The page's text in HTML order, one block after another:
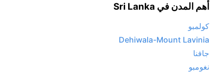
أهم المدن في Sri Lanka
كولمبو
Dehiwala-Mount Lavinia
جافنا
نغومبو